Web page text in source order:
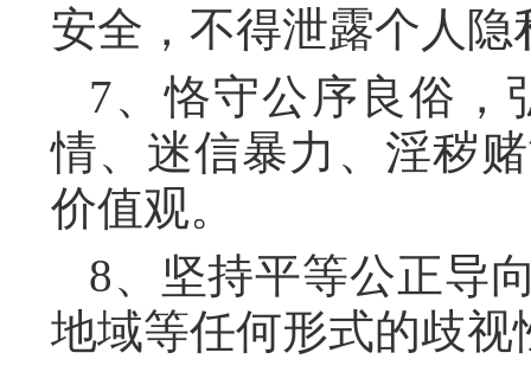
安全，不得泄露个人
7、恪守公序良俗，
情、迷信暴力、淫秽
价值观。
8、坚持平等公正导
地域等任何形式的歧